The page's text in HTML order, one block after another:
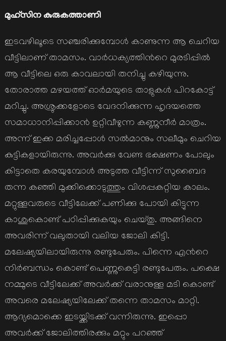
മുഹ്സിന കുരുകത്താണി
ഇടവഴിലൂടെ സഞ്ചരിക്കുമ്പോള്‍ കാണുന്ന ആ ചെറിയ
വീട്ടിലാണ് താമസം. വാര്‍ധക്യത്തിന്‍റെ മുരടിപ്പില്‍
ആ വീട്ടിലെ ഒരു കാവലായി തനിച്ചു കഴിയുന്നു.
തോരാത്ത മഴയത്ത് ഓര്‍മയുടെ താളുകള്‍ പിറകോട്ട്
മറിച്ചു. അശ്രുക്കളോടെ വേദനിക്കുന്ന ഹൃദയത്തെ
സമാധാനിപ്പിക്കാന്‍ ഉറ്റിവീഴുന്ന കണ്ണുനീര്‍ മാത്രം.
അന്ന് ഇക്ക മരിച്ചപ്പോള്‍ സല്‍മാനും സലീമും ചെറിയ
കുട്ടികളായിരുന്നു. അവര്‍ക്കു വേണ്ട ഭക്ഷണം പോലും
കിട്ടാതെ കരയുമ്പോള്‍ അടുത്ത വീട്ടിന്ന് സുബൈദ
തന്ന കഞ്ഞി മുക്കിക്കൊടുത്തും വിശപ്പകറ്റിയ കാലം.
മറ്റുള്ളവരുടെ വീട്ടിലേക്ക് പണിക്കു പോയി കിട്ടുന്ന
കാശുകൊണ്ട് പഠിപ്പിക്കുകയും ചെയ്തു. അങ്ങിനെ
അവരിന്ന് വലുതായി വലിയ ജോലി കിട്ടി.
മലേഷ്യയിലായിരുന്നു രണ്ടുപേരും. പിന്നെ എന്‍റെ
നിര്‍ബന്ധം കൊണ്ട് പെണ്ണുകെട്ടി രണ്ടുപേരും. പക്ഷെ
നമ്മുടെ വീട്ടിലേക്ക് അവര്‍ക്ക് വരാനുള്ള മടി കൊണ്ട്
അവരെ മലേഷ്യയിലേക്ക് തന്നെ താമസം മാറ്റി.
ആദ്യമൊക്കെ ഇടയ്ക്കിടക്ക് വന്നിരുന്നു. ഇപ്പൊ
അവര്‍ക്ക് ജോലിത്തിരക്കും മറ്റും പറഞ്ഞ്